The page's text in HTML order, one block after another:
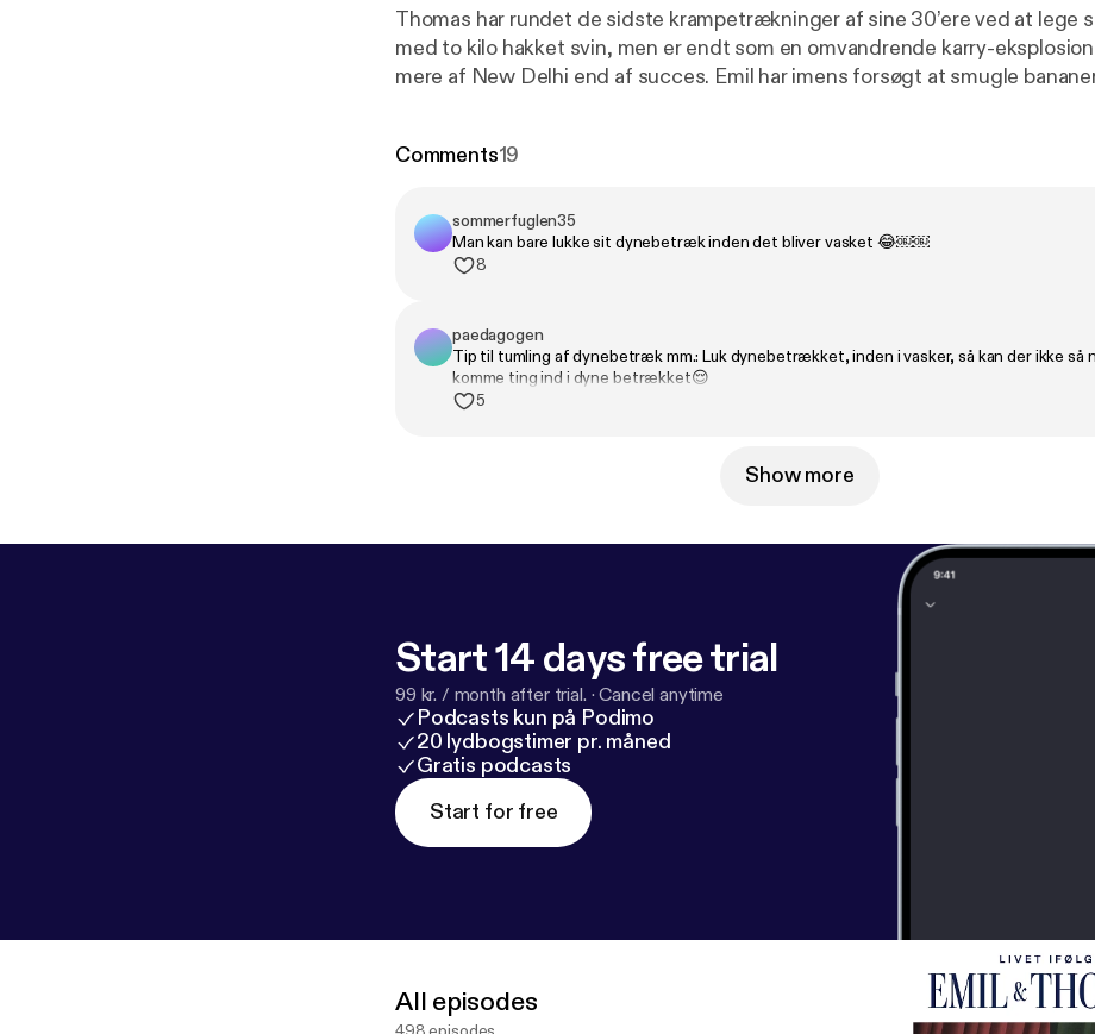
Thomas har rundet de sidste krampetrækninger af sine 30’ere ved at lege
med to kilo hakket svin, men er endt som en omvandrende karry-
mere af New Delhi end af succes. Emil har imens forsøgt at smugle
cykle rundt i fuldt pansret exoskelet , hvordan man ender med at synge
en anden dimension, hvor kun single-sokker og vådt sengetøj overlever. Tak fordi du
lytter med!
Comments19
sommerfuglen35
Man kan bare lukke sit dynebetræk inden det bliver vasket 😂￼￼
8
paedagogen
Tip til tumling af dynebetræk mm.: Luk dynebetrækket, inden i vasker, så kan der ikke så
komme ting ind i dyne betrækket😌
5
Show more
Start 14 days free trial
99 kr. / month after trial. ·Cancel anytime
Podcasts kun på Podimo
20 lydbogstimer pr. måned
Gratis podcasts
Start for free
All episodes